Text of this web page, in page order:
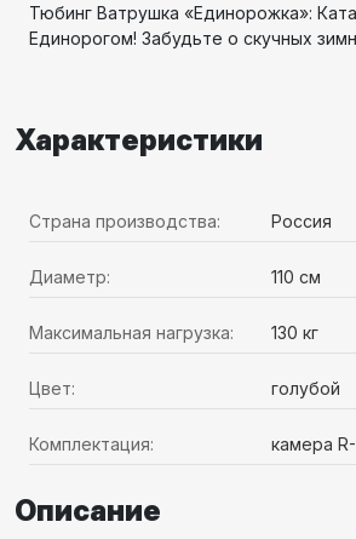
Тюбинг Ватрушка «Единорожка»:
Единорогом! Забудьте о скучных
Характеристики
Страна производства: Россия
Диаметр: 110 см
Максимальная нагрузка: 130 кг
Цвет: голубой
Комплектация: камера
Описание